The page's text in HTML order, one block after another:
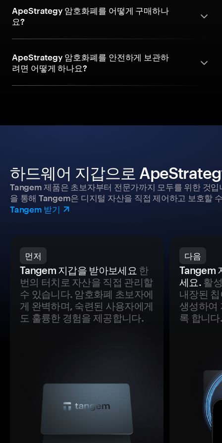
ApeStrategy 암호화폐를 어떻게 구매하나
요?
ApeStrategy 암호화폐를 안전하게 보관하
려면 어떻게 하나요?
하드웨어 지갑으로
Tangem 제품은 초보자부터 전문가까지 모두를 위한 것
을 통해 Tangem은 디지털 자산을 직접 제어하고 보호할
Tangem 받기
먼저
Tangem 지갑을 받아보세요 한
번의 터치로 자산을 직접 관리할
수 있습니다. 암호화폐 초보자에
게 완벽하며, 숙련된 사용자에게
도 훌륭한 경험을 제공합니다.
다음
Tangem
세요.활
내장된
생성하여
록 합니다.